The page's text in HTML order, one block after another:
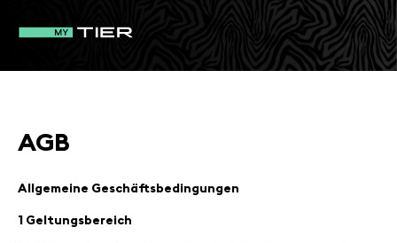
AGB
Allgemeine Geschäftsbedingungen
1 Geltungsbereich